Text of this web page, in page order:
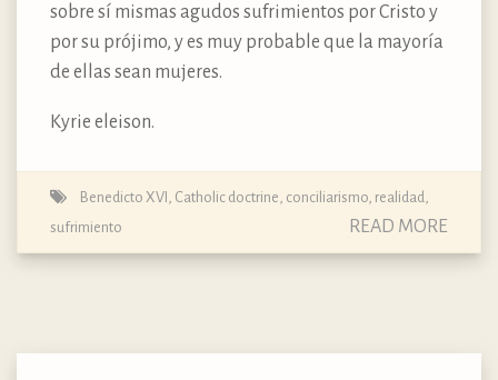
sobre sí mismas agudos sufrimientos por Cristo y
por su prójimo, y es muy probable que la mayoría
de ellas sean mujeres.
Kyrie eleison.
Benedicto XVI Catholic doctrine conciliarismo realidad
sufrimiento
READ MORE